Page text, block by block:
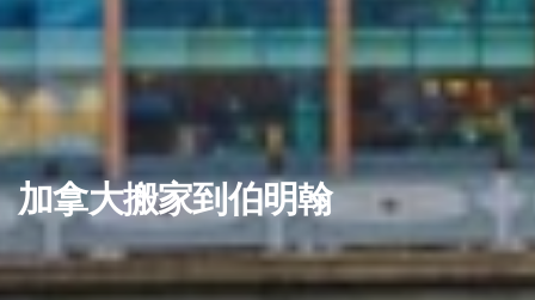
加拿大搬家到伯明翰